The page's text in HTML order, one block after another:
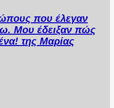
που έλεγαν
Μου έδειξαν πώς
της Μαρίας